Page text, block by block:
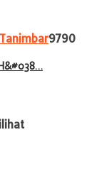
9790